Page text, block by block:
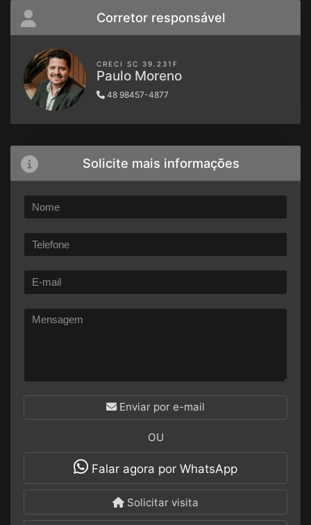
Corretor responsável
CRECI SC 39.231F
Paulo Moreno
48 98457-4877
Solicite mais informações
Enviar por e-mail
OU
Falar agora por WhatsApp
Solicitar visita